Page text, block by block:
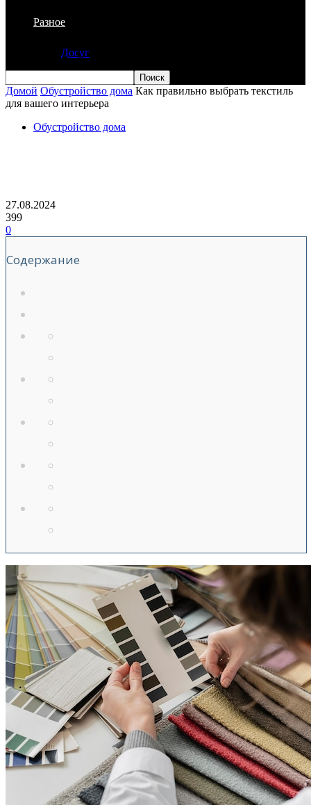
Разное
Досуг
Домой Обустройство дома Как правильно выбрать текстиль
для вашего интерьера
Обустройство дома
27.08.2024
399
0
Содержание